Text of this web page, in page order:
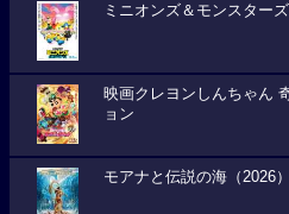
ミニオンズ＆モンスターズ
映画クレヨンしんちゃん
ョン
モアナと伝説の海（2026）